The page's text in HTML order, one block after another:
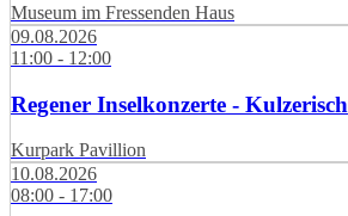
Museum im Fressenden Haus
09.08.2026
11:00 - 12:00
Regener Inselkonzerte - Kulzerisch
Kurpark Pavillion
10.08.2026
08:00 - 17:00